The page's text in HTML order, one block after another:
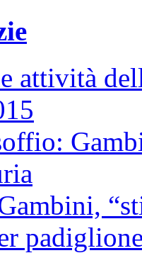
attività